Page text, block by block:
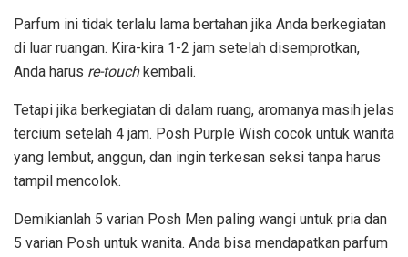
Parfum ini tidak terlalu lama bertahan jika Anda berkegiatan
di luar ruangan. Kira-kira 1-2 jam setelah disemprotkan,
Anda harus re-touchkembali.
Tetapi jika berkegiatan di dalam ruang, aromanya masih jelas
tercium setelah 4 jam. Posh Purple Wish cocok untuk wanita
yang lembut, anggun, dan ingin terkesan seksi tanpa harus
tampil mencolok.
Demikianlah 5 varian Posh Men paling wangi untuk pria dan
5 varian Posh untuk wanita. Anda bisa mendapatkan parfum